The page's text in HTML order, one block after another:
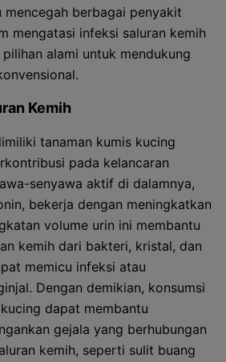
mencegah berbagai penyakit
mengatasi infeksi saluran kemih
alami untuk mendukung
Kemih
tanaman kumis kucing
pada kelancaran
senyawa aktif di dalamnya,
bekerja dengan meningkatkan
volume urin ini membantu
kemih dari bakteri, kristal, dan
memicu infeksi atau
Dengan demikian, konsumsi
dapat membantu
gejala yang berhubungan
kemih, seperti sulit buang